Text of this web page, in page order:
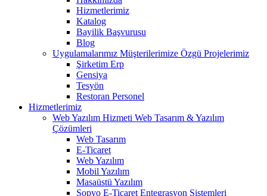
Hizmetlerimiz
Katalog
Bayilik Başvurusu
Blog
Uygulamalarımız Müşterilerimize Özgü Projelerimiz
Şirketim Erp
Gensiya
Tesyön
Restoran Personel
Hizmetlerimiz
Web Yazılım Hizmeti Web Tasarım & Yazılım
Çözümleri
Web Tasarım
E-Ticaret
Web Yazılım
Mobil Yazılım
Masaüstü Yazılım
Sopyo E-Ticaret Entegrasyon Sistemleri